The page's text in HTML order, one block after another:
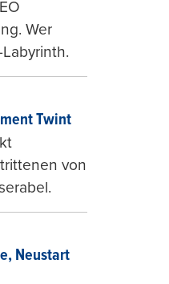
Wer
Twint
von
Neustart